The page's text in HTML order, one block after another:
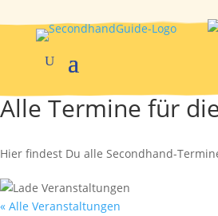
Alle Termine für
Hier findest Du alle Secondhand-
« Alle Veranstaltungen